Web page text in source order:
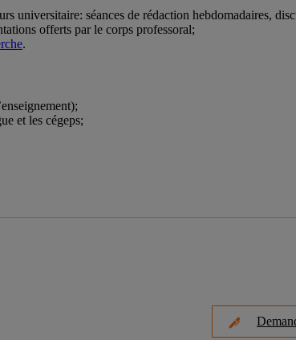
universitaire: séances de rédaction hebdomadaires,
offerts par le corps professoral;
.
et les cégeps;